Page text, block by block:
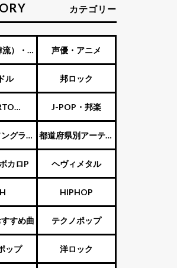
カテゴリー
）・海
スト
声優・アニメ
ル 邦ロック
（旧
ズ）
J-POP・邦楽
グライ 都道府県別アーティ
スト
カロP ヘヴィメタル
HIPHOP
すめ曲 テクノポップ
ップ 洋ロック